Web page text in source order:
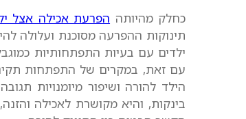
כחלק מהיותה הפרעת אכילה אצל
תינוקות ההפרעה מסוכנת ועלולה
ילדים עם בעיות התפתחותיות
עם זאת, במקרים של התפתחות
הילד להורה ושיפור מיומנויות
בינקות, והיא מקושרת לאכילה